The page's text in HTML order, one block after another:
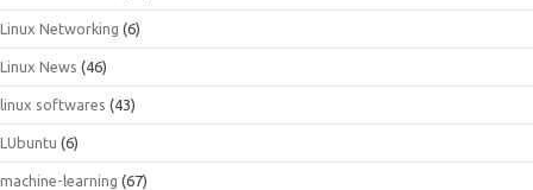
Linux Networking (6)
Linux News (46)
linux softwares (43)
LUbuntu (6)
machine-learning (67)